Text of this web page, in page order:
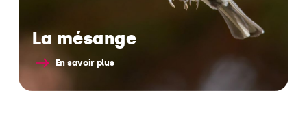
La mésange
En savoir plus